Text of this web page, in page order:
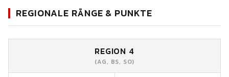
REGIONALE RÄNGE & PUNKTE
REGION 4
(AG, BS, SO)